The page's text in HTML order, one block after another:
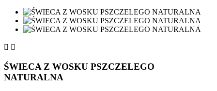
 
ŚWIECA Z WOSKU PSZCZELEGO
NATURALNA